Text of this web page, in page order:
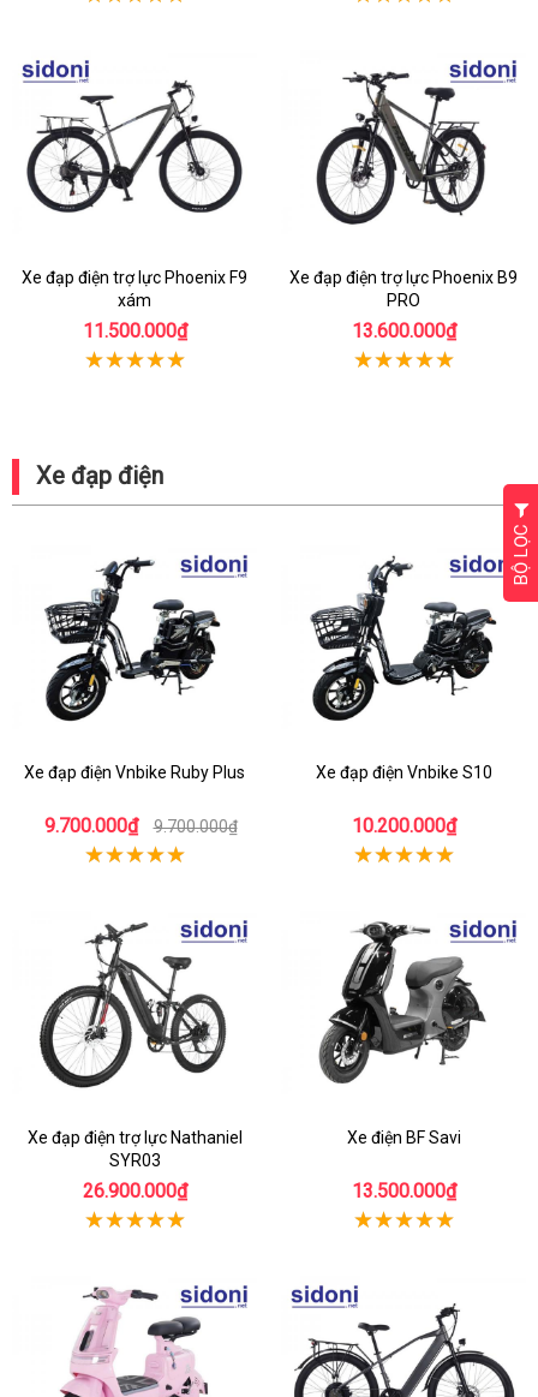
Xe đạp điện trợ lực Phoenix F9
xám
11.500.000₫
Xe đạp điện trợ lực Phoenix B9
PRO
13.600.000₫
Xe đạp điện
Xe đạp điện Vnbike Ruby Plus
9.700.000₫ 9.700.000₫
Xe đạp điện Vnbike S10
10.200.000₫
Xe đạp điện trợ lực Nathaniel
SYR03
26.900.000₫
Xe điện BF Savi
13.500.000₫
BỘ LỌC